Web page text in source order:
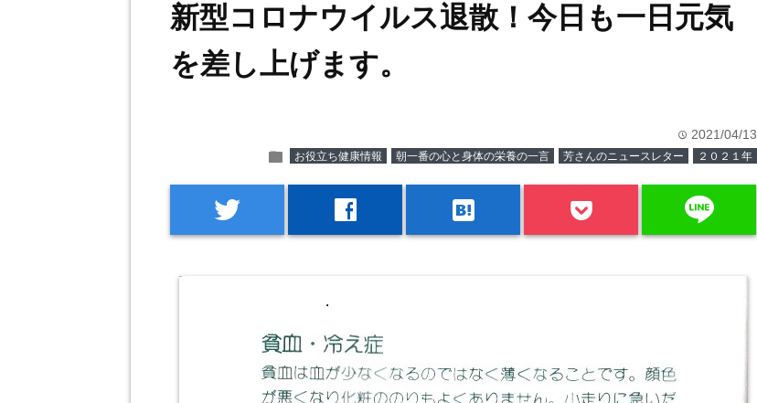
新型コロナウイルス退散！今日も一日元気
を差し上げます。
time 2021/04/13
folder お役立ち健康情報 朝一番の心と身体の栄養の一言 芳さんのニュースレター ２０２１年
twitter facebook hatenabookmark line